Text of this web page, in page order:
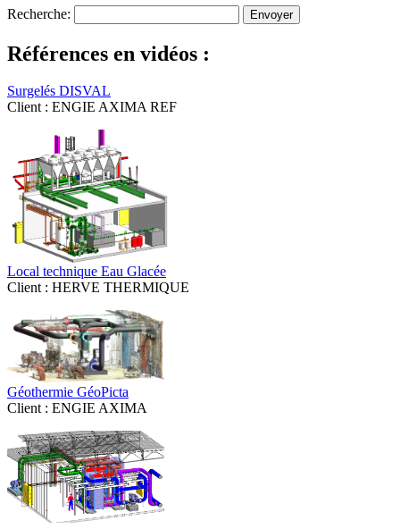
Recherche:
Références en vidéos :
Surgelés DISVAL
Client : ENGIE AXIMA REF
Local technique Eau Glacée
Client : HERVE THERMIQUE
Géothermie GéoPicta
Client : ENGIE AXIMA